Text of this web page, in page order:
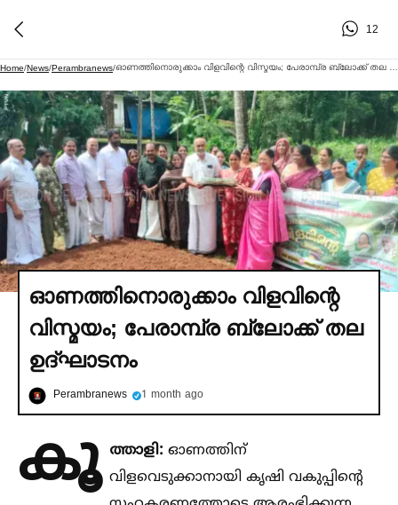
12
Home/News/Perambranews/
ഓണത്തിനൊരുക്കാം വിളവിന്റെ
വിസ്മയം; പേരാമ്പ്ര ബ്ലോക്ക് തല
ഉദ്ഘാടനം
Perambranews 1 month ago
കൂ ത്താളി: ഓണത്തിന്
വിളവെടുക്കാനായി കൃഷി വകുപ്പിന്റെ